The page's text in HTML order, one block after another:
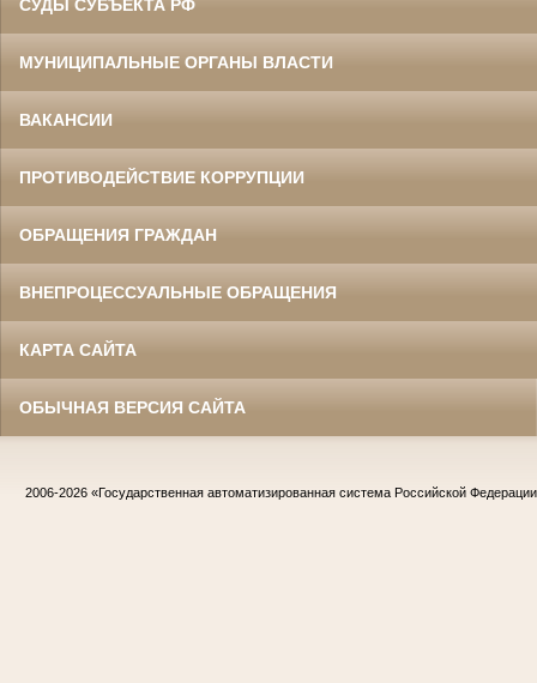
СУДЫ СУБЪЕКТА РФ
МУНИЦИПАЛЬНЫЕ ОРГАНЫ ВЛАСТИ
ВАКАНСИИ
ПРОТИВОДЕЙСТВИЕ КОРРУПЦИИ
ОБРАЩЕНИЯ ГРАЖДАН
ВНЕПРОЦЕССУАЛЬНЫЕ ОБРАЩЕНИЯ
КАРТА САЙТА
ОБЫЧНАЯ ВЕРСИЯ САЙТА
2006-2026 «Государственная автоматизированная система Российской